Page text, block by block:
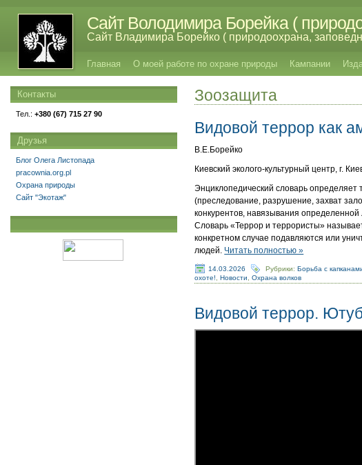
Сайт Володимира Борейка (
Сайт Владимира Борейко ( природоохрана,
Главная О моей работе по охране природы Кампании
Зоозащита
Видовой террор как
В.Е.Борейко
Киевский эколого-культурный центр, г.
Энциклопедический словарь определяет
(преследование, разрушение, захват
конкурентов, навязывания
Словарь «Террор и террористы»
конкретном случае подавляются или
людей. Читать полностью »
14.03.2026 Рубрики:Борьба с
охоте!
,Новости ,Охрана волков
Видовой террор.
Контакты
Тел.: +380 (67) 715 27 90
Друзья
Блог Олега Листопада
pracownia.org.pl
Охрана природы
Сайт "Экотаж"